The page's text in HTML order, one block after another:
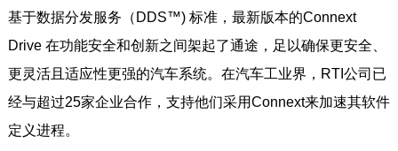
基于数据分发服务（DDS™) 标准，最新版本的Connext
Drive 在功能安全和创新之间架起了通途，足以确保更安全、
更灵活且适应性更强的汽车系统。在汽车工业界，RTI公司已
经与超过25家企业合作，支持他们采用Connext来加速其软件
定义进程。